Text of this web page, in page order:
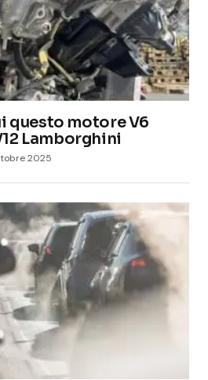
questo motore V6
Lamborghini
2025